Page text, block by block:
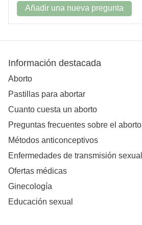
Añadir una nueva pregunta
Información destacada
Aborto
Pastillas para abortar
Cuanto cuesta un aborto
Preguntas frecuentes sobre el aborto
Métodos anticonceptivos
Enfermedades de transmisión sexual
Ofertas médicas
Ginecología
Educación sexual